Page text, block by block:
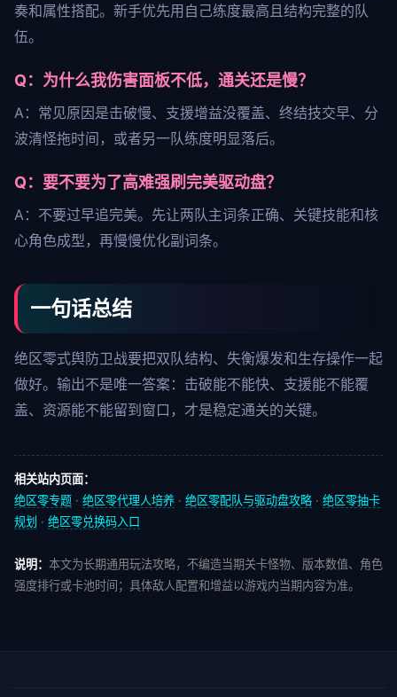
奏和属性搭配。新手优先用自己练度最高且结构完整的队
伍。
Q：为什么我伤害面板不低，通关还是慢？
A：常见原因是击破慢、支援增益没覆盖、终结技交早、分
波清怪拖时间，或者另一队练度明显落后。
Q：要不要为了高难强刷完美驱动盘？
A：不要过早追完美。先让两队主词条正确、关键技能和核
心角色成型，再慢慢优化副词条。
一句话总结
绝区零式舆防卫战要把双队结构、失衡爆发和生存操作一起
做好。输出不是唯一答案：击破能不能快、支援能不能覆
盖、资源能不能留到窗口，才是稳定通关的关键。
相关站内页面：
绝区零专题 · 绝区零代理人培养 · 绝区零配队与驱动盘攻略 · 绝区零抽卡
规划 · 绝区零兑换码入口
说明： 本文为长期通用玩法攻略，不编造当期关卡怪物、版本数值、角色
强度排行或卡池时间；具体敌人配置和增益以游戏内当期内容为准。